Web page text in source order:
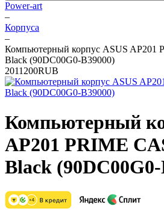
Power-art
–
Корпуса
–
Компьютерный корпус ASUS AP201
Black (90DC00G0-B39000)
2011200RUB
Компьютерный
AP201 PRIME
Black